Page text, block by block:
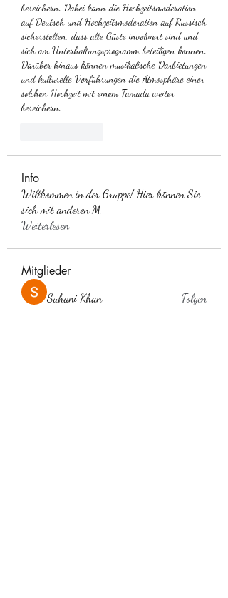
bereichern. Dabei kann die Hochzeitsmoderation
auf Deutsch und Hochzeitsmoderation auf Russisch
sicherstellen, dass alle Gäste involviert sind und
sich am Unterhaltungsprogramm beteiligen können.
Darüber hinaus können musikalische Darbietungen
und kulturelle Vorführungen die Atmosphäre einer
solchen Hochzeit mit einem Tamada weiter
bereichern.
Info
Willkommen in der Gruppe! Hier können Sie
sich mit anderen M
Weiterlesen
Mitglieder
Suhani Khan Folgen